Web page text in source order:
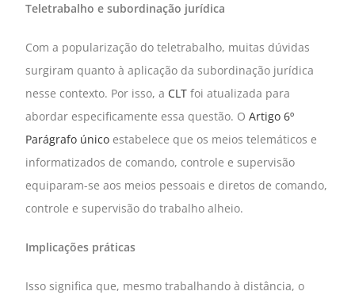
Teletrabalho e subordinação jurídica
Com a popularização do teletrabalho, muitas dúvidas
surgiram quanto à aplicação da subordinação jurídica
nesse contexto. Por isso, a CLT foi atualizada para
abordar especificamente essa questão. OArtigo 6º
Parágrafo único estabelece que os meios telemáticos e
informatizados de comando, controle e supervisão
equiparam-se aos meios pessoais e diretos de comando,
controle e supervisão do trabalho alheio.
Implicações práticas
Isso significa que, mesmo trabalhando à distância, o